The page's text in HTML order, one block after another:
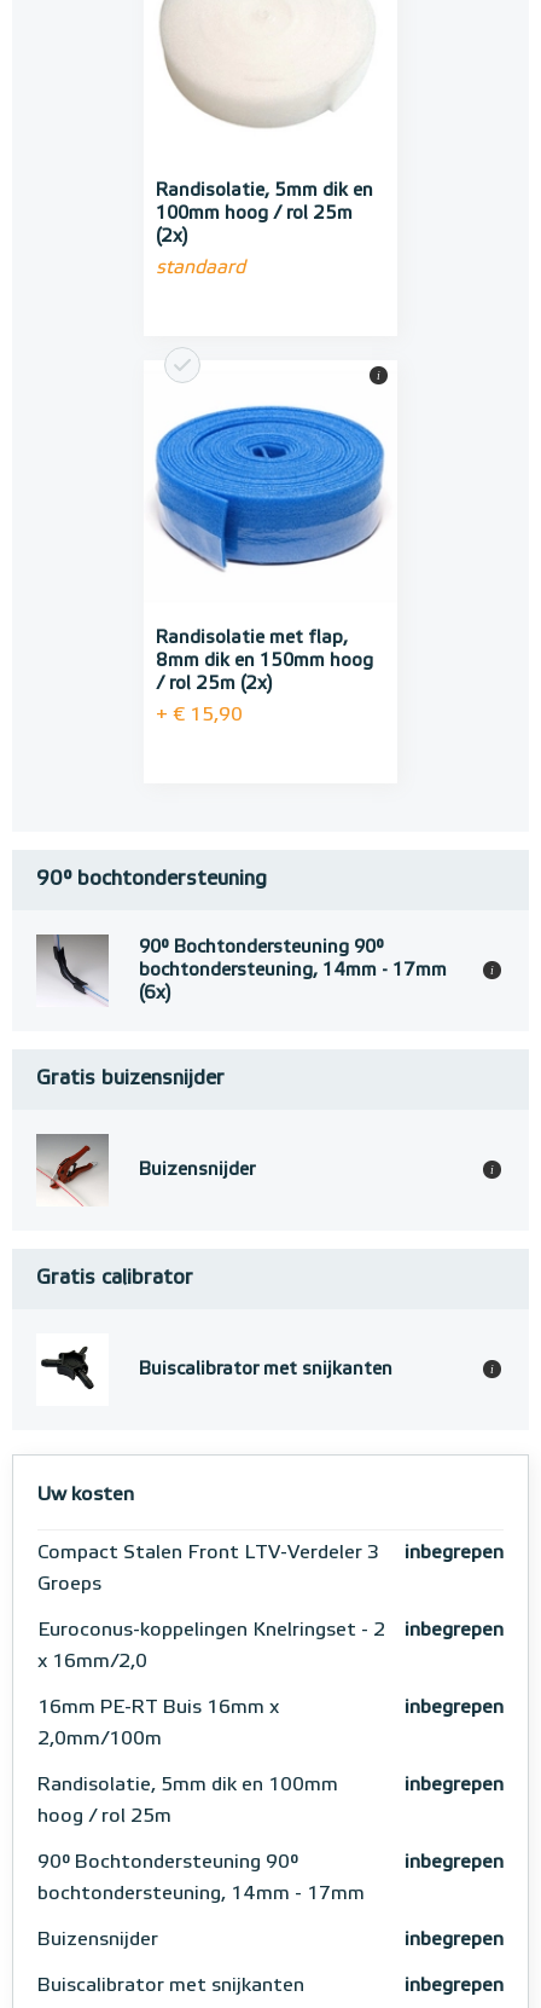
Randisolatie, 5mm dik en
100mm hoog / rol 25m
(2x)
standaard
Randisolatie met flap,
8mm dik en 150mm hoog
/ rol 25m (2x)
+ € 15,90
i
90° bochtondersteuning
90° Bochtondersteuning 90°
bochtondersteuning, 14mm - 17mm
(6x)
i
Gratis buizensnijder
Buizensnijder i
Gratis calibrator
Buiscalibrator met snijkanten i
Uw kosten
Compact Stalen Front LTV-Verdeler 3
Groeps
inbegrepen
Euroconus-koppelingen Knelringset - 2
x 16mm/2,0
inbegrepen
16mm PE-RT Buis 16mm x
2,0mm/100m
inbegrepen
Randisolatie, 5mm dik en 100mm
hoog / rol 25m
inbegrepen
90° Bochtondersteuning 90°
bochtondersteuning, 14mm - 17mm
inbegrepen
Buizensnijder inbegrepen
Buiscalibrator met snijkanten inbegrepen